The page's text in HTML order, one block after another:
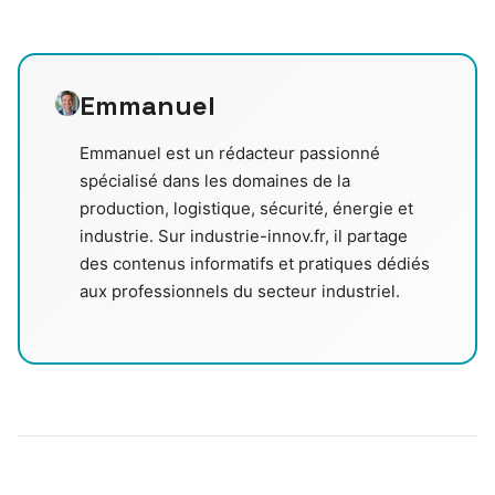
Emmanuel
Emmanuel est un rédacteur passionné
spécialisé dans les domaines de la
production, logistique, sécurité, énergie et
industrie. Sur industrie-innov.fr, il partage
des contenus informatifs et pratiques dédiés
aux professionnels du secteur industriel.